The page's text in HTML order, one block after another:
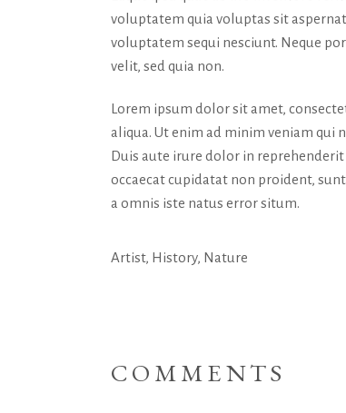
voluptatem quia voluptas sit
voluptatem sequi nesciunt. Neque
velit, sed quia non.
Lorem ipsum dolor sit amet,
aliqua. Ut enim ad minim veniam qui
Duis aute irure dolor in
occaecat cupidatat non proident,
a omnis iste natus error situm.
Artist, History, Nature
COMMENTS